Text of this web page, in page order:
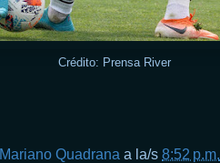
Crédito: Prensa River
Mariano Quadrana a la/s 8:52 p.m.